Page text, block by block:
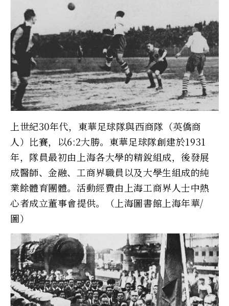
上世紀30年代，東華足球隊與西商隊（英僑商
人）比賽，以6:2大勝。東華足球隊創建於1931
年，隊員最初由上海各大學的精銳組成，後發展
成醫師、金融、工商界職員以及大學生組成的純
業餘體育團體。活動經費由上海工商界人士中熱
心者成立董事會提供。（上海圖書館上海年華/
圖）